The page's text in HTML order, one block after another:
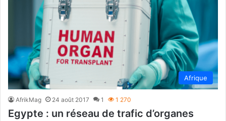
Afrique
AfrikMag 24 août 2017 1 1 270
Egypte : un réseau de trafic d’organes